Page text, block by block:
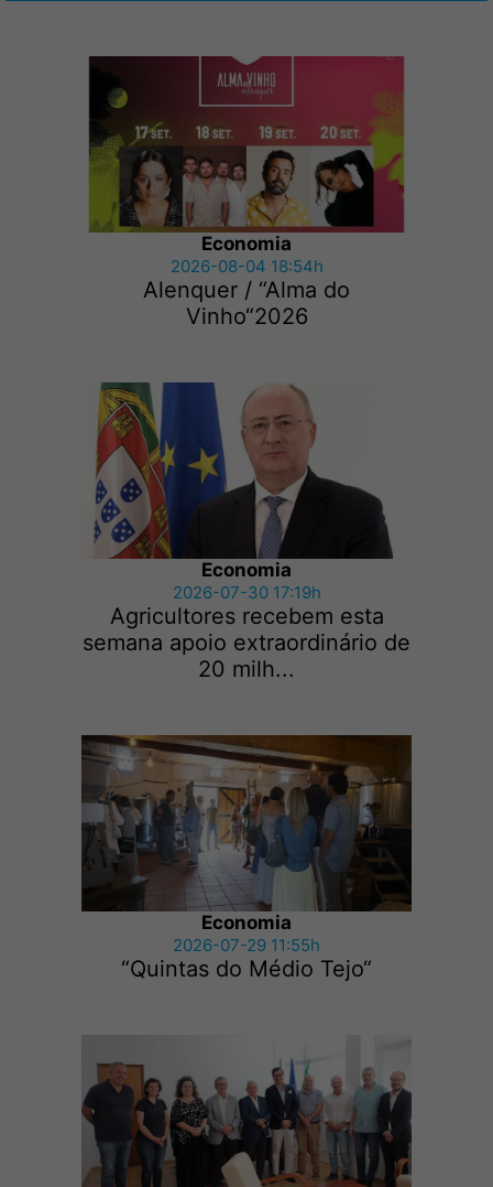
Economia
2026-08-04 18:54h
Alenquer / “Alma do
Vinho“2026
Economia
2026-07-30 17:19h
Agricultores recebem esta
semana apoio extraordinário de
20 milh...
Economia
2026-07-29 11:55h
“Quintas do Médio Tejo“